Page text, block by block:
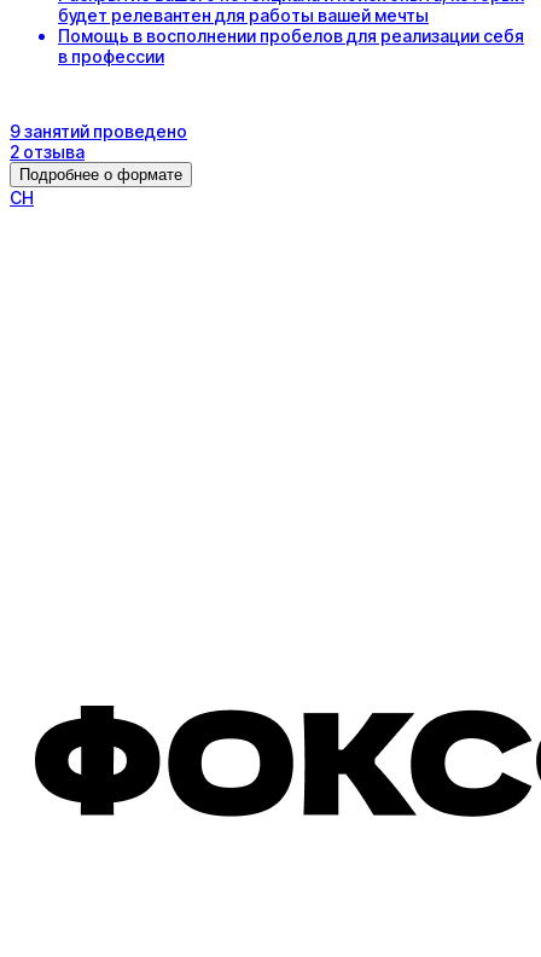
будет релевантен для работы вашей мечты
Помощь в восполнении пробелов для реализации себя
в профессии
9занятий проведено
2 отзыва
Подробнее о формате
СН